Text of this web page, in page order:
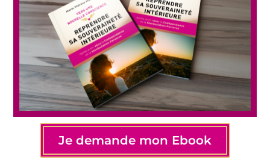
Je demande mon Ebook